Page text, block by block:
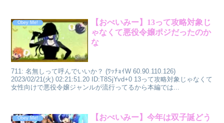
Obey Me!
【おべいみー】13って攻略対象じ
ゃなくて悪役令嬢ポジだったのか
な
711: 名無しって呼んでいいか？ (ﾜｯﾁｮｲW 60.90.110.126)
2023/02/21(火) 02:21:51.20 ID:T8SjYvd+0 13って攻略対象じゃなくて
女性向けで悪役令嬢ジャンルが流行ってるから本編では...
Obey Me!
【おべいみー】今年は双子誕どう